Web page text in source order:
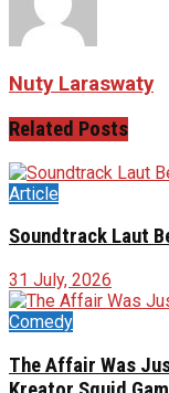
Nuty Laraswaty
Related Posts
Article
Soundtrack Laut
31 July, 2026
Comedy
The Affair Was